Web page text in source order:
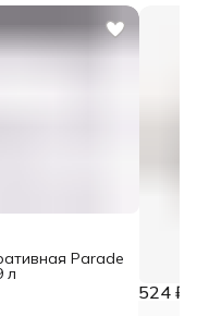
Parade
л
524 ₽